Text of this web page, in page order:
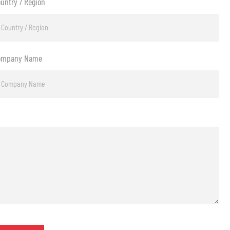
Name